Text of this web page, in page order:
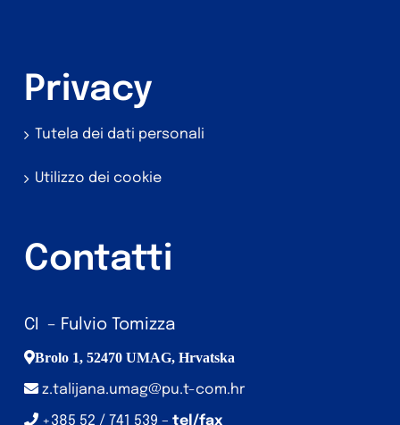
Privacy
Tutela dei dati personali
Utilizzo dei cookie
Contatti
CI – Fulvio Tomizza
Brolo 1, 52470 UMAG, Hrvatska
z.talijana.umag@pu.t-com.hr
+385 52 / 741 539 – tel/fax